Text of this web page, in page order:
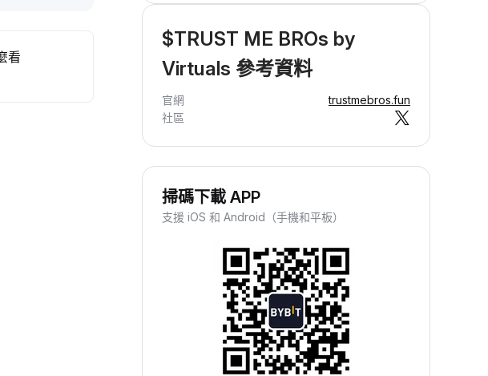
看
$TRUST ME BROs by
Virtuals 參考資料
官網
trustmebros.fun
社區
掃碼下載 APP
支援 iOS 和 Android（手機和平板）